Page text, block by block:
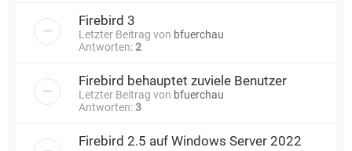
Firebird 3
Letzter Beitrag von bfuerchau
Antworten:2
Firebird behauptet zuviele Benutzer
Letzter Beitrag von bfuerchau
Antworten:3
Firebird 2.5 auf Windows Server 2022